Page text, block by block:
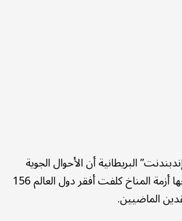
البريطانية أن الأحوال الجوية
القاسية التي تؤججها أزمة المناخ كلفت أفقر دول العالم 156
الماضيين.